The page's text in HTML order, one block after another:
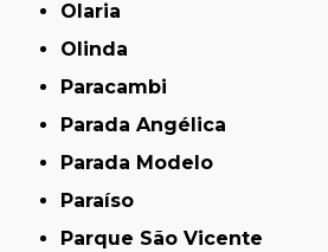
Olaria
Olinda
Paracambi
Parada Angélica
Parada Modelo
Paraíso
Parque São Vicente